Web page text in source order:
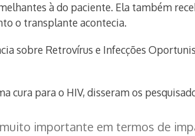
à do paciente. Ela também
o transplante acontecia.
sobre Retrovírus e Infecções
cura para o HIV, disseram os
importante em termos de